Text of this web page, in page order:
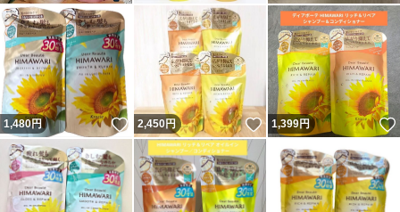
1,480円 いいね！
2,450円 いいね！
1,399円